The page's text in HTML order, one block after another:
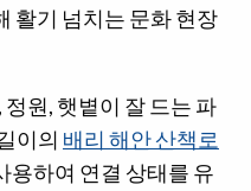
활기 넘치는 문화 현장
원, 햇볕이 잘 드는 파
이의 배리 해안 산책로
용하여 연결 상태를 유